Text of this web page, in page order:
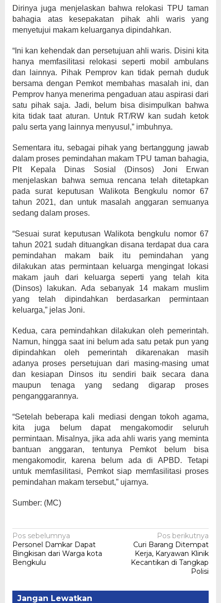
Dirinya juga menjelaskan bahwa relokasi TPU taman
bahagia atas kesepakatan pihak ahli waris yang
menyetujui makam keluarganya dipindahkan.
“Ini kan kehendak dan persetujuan ahli waris. Disini kita
hanya memfasilitasi relokasi seperti mobil ambulans
dan lainnya. Pihak Pemprov kan tidak pernah duduk
bersama dengan Pemkot membahas masalah ini, dan
Pemprov hanya menerima pengaduan atau aspirasi dari
satu pihak saja. Jadi, belum bisa disimpulkan bahwa
kita tidak taat aturan. Untuk RT/RW kan sudah ketok
palu serta yang lainnya menyusul,” imbuhnya.
Sementara itu, sebagai pihak yang bertanggung jawab
dalam proses pemindahan makam TPU taman bahagia,
Plt Kepala Dinas Sosial (Dinsos) Joni Erwan
menjelaskan bahwa semua rencana telah ditetapkan
pada surat keputusan Walikota Bengkulu nomor 67
tahun 2021, dan untuk masalah anggaran semuanya
sedang dalam proses.
“Sesuai surat keputusan Walikota bengkulu nomor 67
tahun 2021 sudah dituangkan disana terdapat dua cara
pemindahan makam baik itu pemindahan yang
dilakukan atas permintaan keluarga mengingat lokasi
makam jauh dari keluarga seperti yang telah kita
(Dinsos) lakukan. Ada sebanyak 14 makam muslim
yang telah dipindahkan berdasarkan permintaan
keluarga,” jelas Joni.
Kedua, cara pemindahkan dilakukan oleh pemerintah.
Namun, hingga saat ini belum ada satu petak pun yang
dipindahkan oleh pemerintah dikarenakan masih
adanya proses persetujuan dari masing-masing umat
dan kesiapan Dinsos itu sendiri baik secara dana
maupun tenaga yang sedang digarap proses
penganggarannya.
“Setelah beberapa kali mediasi dengan tokoh agama,
kita juga belum dapat mengakomodir seluruh
permintaan. Misalnya, jika ada ahli waris yang meminta
bantuan anggaran, tentunya Pemkot belum bisa
mengakomodir, karena belum ada di APBD. Tetapi
untuk memfasilitasi, Pemkot siap memfasilitasi proses
pemindahan makam tersebut,” ujarnya.
Sumber: (MC)
Navigasi
pos
Pos sebelumnya
Personel Damkar Dapat
Bingkisan dari Warga kota
Bengkulu
Pos berikutnya
Curi Barang Ditempat
Kerja, Karyawan Klinik
Kecantikan di Tangkap
Polisi
Jangan Lewatkan